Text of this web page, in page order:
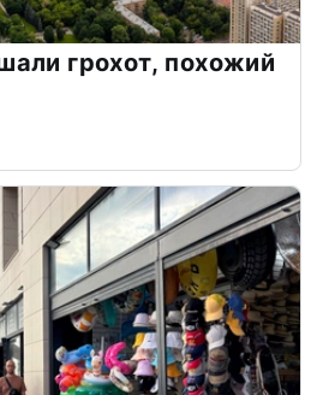
грохот, похожий